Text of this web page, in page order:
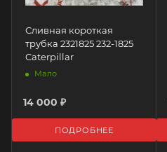
Сливная короткая
трубка 2321825 232-1825
Caterpillar
Мало
14 000 ₽
ПОДРОБНЕЕ